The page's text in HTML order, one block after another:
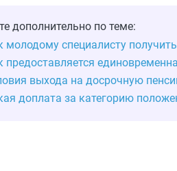
дополнительно по теме:
молодому специалисту
предоставляется
выхода на досрочную
доплата за категорию